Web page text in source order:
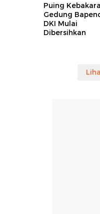
Puing
Gedung
DKI Mulai
Dibersihkan